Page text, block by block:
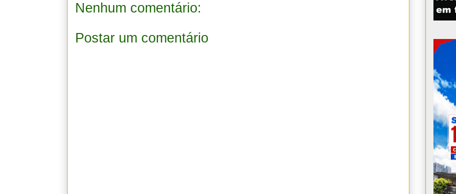
Nenhum comentário:
Postar um comentário